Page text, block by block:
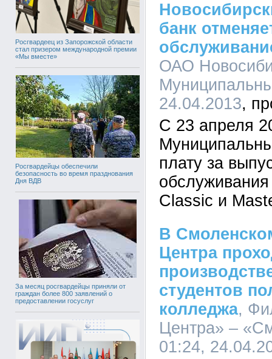
Росгвардеец из Запорожской области
стал призером международной премии
«Мы вместе»
Росгвардейцы обеспечили
безопасность во время празднования
Дня ВДВ
За месяц росгвардейцы приняли от
граждан более 800 заявлений о
предоставлении госуслуг
банк
ОАО
24.04.2013
С 23 апреля
плату за
Classic и
В
Центра
студентов
колледжа,
Центра» –
01:24,